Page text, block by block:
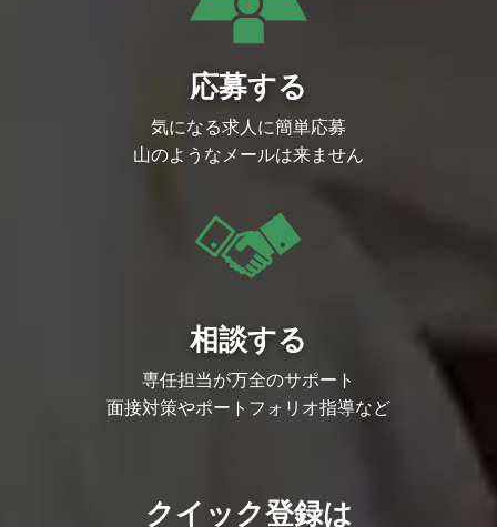
応募する
気になる求人に簡単応募
山のようなメールは来ません
相談する
専任担当が万全のサポート
面接対策やポートフォリオ指導など
クイック登録は